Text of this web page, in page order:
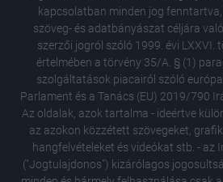
kapcsolatban minden jog
szöveg- és adatbányászat céljára
szerzői jogról szóló 1999. évi LXXVI.
értelmében a törvény 35/A. § (1)
szolgáltatások piacairól szóló
Parlament és a Tanács (EU) 2019/790
Az oldalak, azok tartalma - ideértve
az azokon közzétett szövegeket,
hangfelvételeket és videókat stb. - az
("Jogtulajdonos") kizárólagos